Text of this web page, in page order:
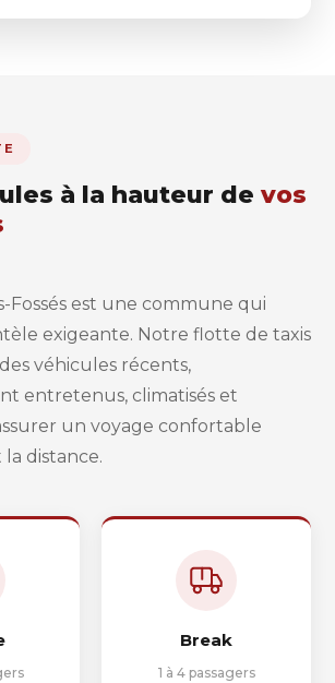
à la hauteur de vos
Fossés est une commune qui
exigeante. Notre flotte de taxis
véhicules récents,
entretenus, climatisés et
un voyage confortable
distance.
Break
1 à 4 passagers